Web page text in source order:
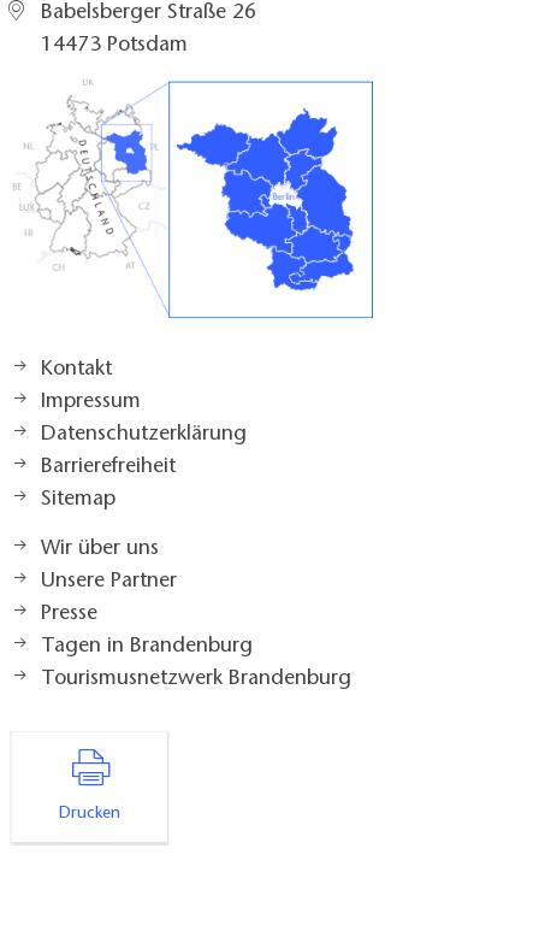
Babelsberger Straße 26
14473 Potsdam
Kontakt
Impressum
Datenschutzerklärung
Barrierefreiheit
Sitemap
Wir über uns
Unsere Partner
Presse
Tagen in Brandenburg
Tourismusnetzwerk Brandenburg
Drucken